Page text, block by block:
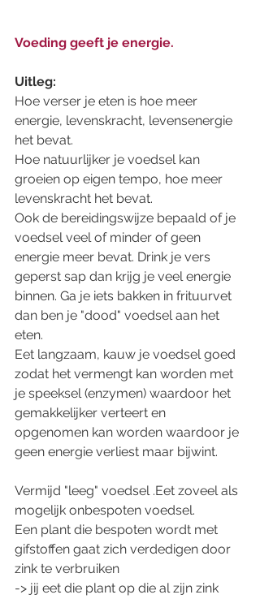
Voeding geeft je energie.
Uitleg:
Hoe verser je eten is hoe meer
energie, levenskracht, levensenergie
het bevat.
Hoe natuurlijker je voedsel kan
groeien op eigen tempo, hoe meer
levenskracht het bevat.
Ook de bereidingswijze bepaald of je
voedsel veel of minder of geen
energie meer bevat. Drink je vers
geperst sap dan krijg je veel energie
binnen. Ga je iets bakken in frituurvet
dan ben je "dood" voedsel aan het
eten.
Eet langzaam, kauw je voedsel goed
zodat het vermengt kan worden met
je speeksel (enzymen) waardoor het
gemakkelijker verteert en
opgenomen kan worden waardoor je
geen energie verliest maar bijwint.
Vermijd "leeg" voedsel .Eet zoveel als
mogelijk onbespoten voedsel.
Een plant die bespoten wordt met
gifstoffen gaat zich verdedigen door
zink te verbruiken
-> jij eet die plant op die al zijn zink